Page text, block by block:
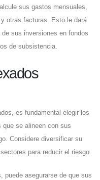
sus gastos mensuales,
otras facturas. Esto le dará
sus inversiones en fondos
de subsistencia.
es fundamental elegir los
que se alineen con sus
Considere diversificar su
para reducir el riesgo.
puede asegurarse de que sus